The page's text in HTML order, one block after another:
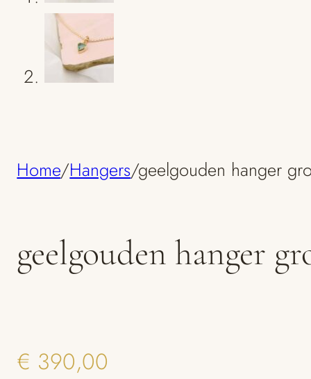
Home/Hangers/geelgouden hanger
geelgouden hanger
€ 390,00